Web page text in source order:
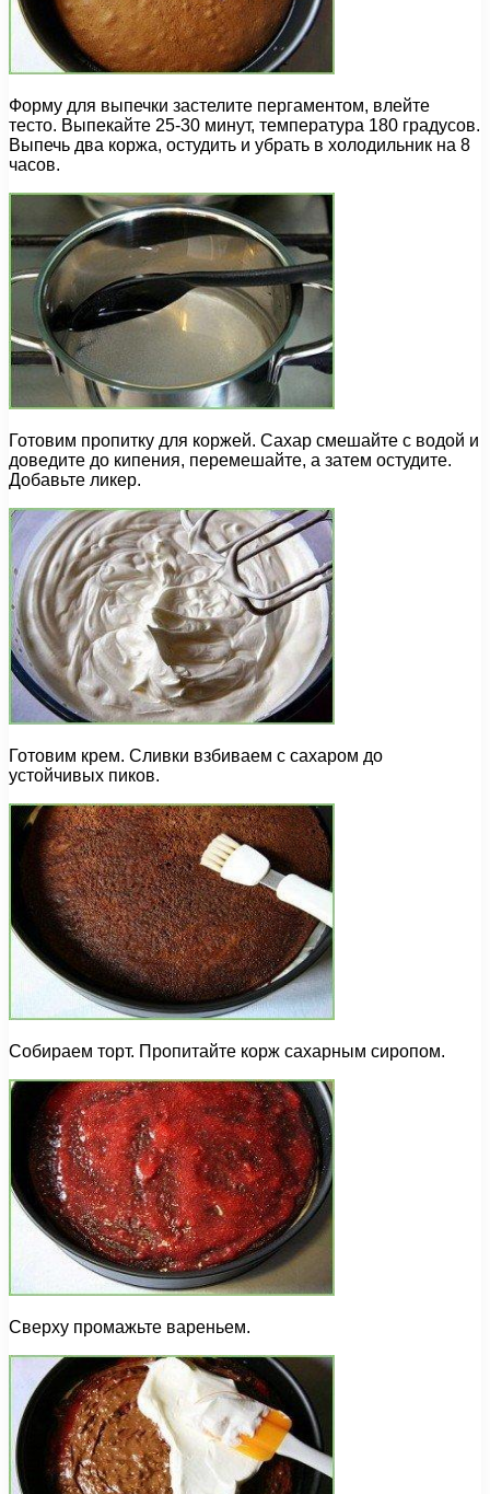
Форму для выпечки застелите пергаментом, влейте
тесто. Выпекайте 25-30 минут, температура 180 градусов.
Выпечь два коржа, остудить и убрать в холодильник на 8
часов.
Готовим пропитку для коржей. Сахар смешайте с водой и
доведите до кипения, перемешайте, а затем остудите.
Добавьте ликер.
Готовим крем. Сливки взбиваем с сахаром до
устойчивых пиков.
Собираем торт. Пропитайте корж сахарным сиропом.
Сверху промажьте вареньем.